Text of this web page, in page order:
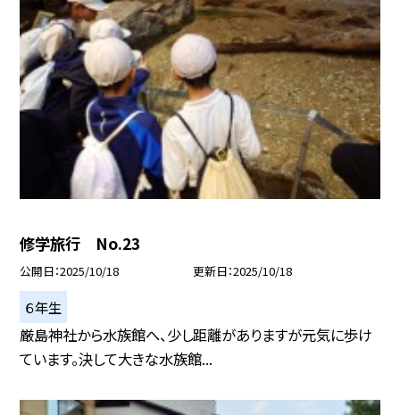
修学旅行 No.23
公開日 2025/10/18 更新日 2025/10/18
６年生
厳島神社から水族館へ、少し距離がありますが元気に歩け
ています。決して大きな水族館...